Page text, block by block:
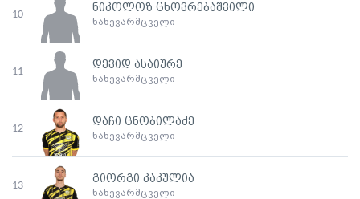
10
ნიკოლოზ ცხოვრებაშვილი
ნახევარმცველი
11
დევიდ ასაიურე
ნახევარმცველი
12
დაჩი ცნობილაძე
ნახევარმცველი
13
გიორგი კაკულია
ნახევარმცველი